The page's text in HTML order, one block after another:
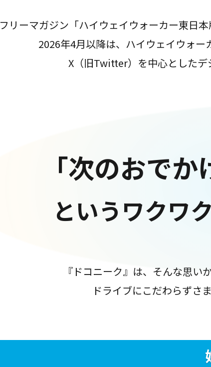
フリーマガジン「ハイウェイウォーカー東日
2026年4月以降は、ハイウェイウォ
X（旧Twitter）を中心としたデ
「次のおでか
というワクワ
『ドコニーク』は、そんな思
ドライブにこだわらずさ